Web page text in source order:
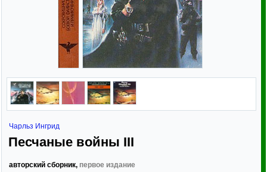
Чарльз Ингрид
Песчаные войны III
авторский сборник, первое издание